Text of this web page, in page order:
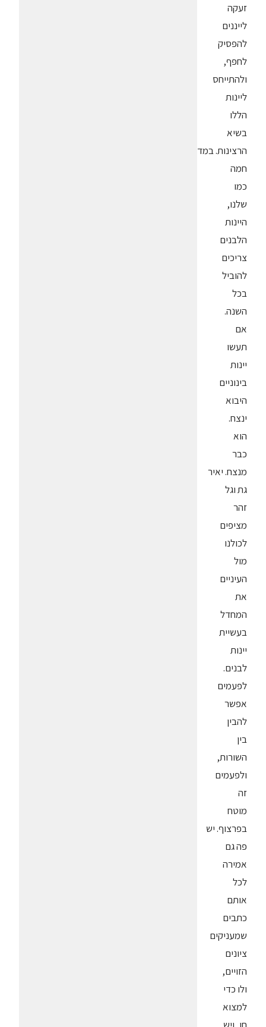
זעקה
לייננים
להפסיק
לחפף,
ולהתייחס
ליינות
הללו
בשיא
הרצינות. במדינה
חמה
כמו
שלנו,
היינות
הלבנים
צריכים
להוביל
בכל
השנה.
אם
תעשו
יינות
בינוניים
היבוא
ינצח.
הוא
כבר
מנצח. יאיר
גת וגל
זהר
מציפים
לכולנו
מול
העיניים
את
המחדל
בעשיית
יינות
לבנים.
לפעמים
אפשר
להבין
בין
השורות,
ולפעמים
זה
מוטח
בפרצוף. יש
פה גם
אמירה
לכל
אותם
כתבים
שמעניקים
ציונים
הזויים,
ולו כדי
למצוא